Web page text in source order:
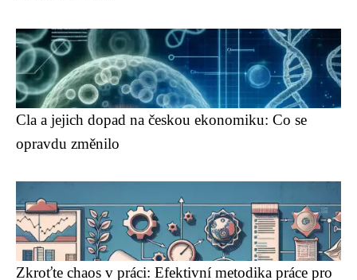
Cla a jejich dopad na českou ekonomiku: Co se
opravdu změnilo
Zkroťte chaos v práci: Efektivní metodika práce pro